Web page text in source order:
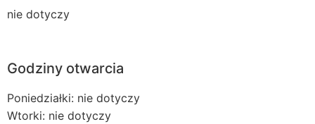
nie dotyczy
Godziny otwarcia
Poniedziałki: nie dotyczy
Wtorki: nie dotyczy